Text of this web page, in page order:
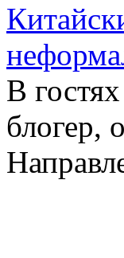
В
блогер,